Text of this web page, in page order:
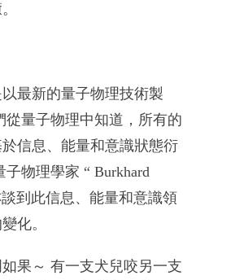
最新的量子物理技術製
從量子物理中知道，所有的
信息、 能量和意識狀態衍
子物理學家 “ Burkhard
談到此信息、能量和意識領
化。
果～ 有一支犬兒咬另一支